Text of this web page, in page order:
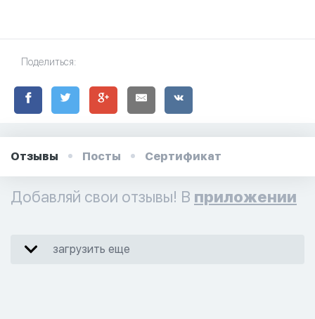
Поделиться:
Отзывы Посты Сертификат
Добавляй свои отзывы! В приложении
загрузить еще